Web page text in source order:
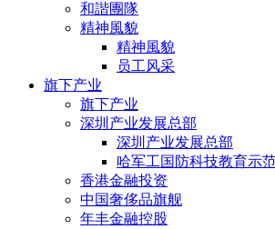
和諧團隊
精神風貌
精神風貌
员工风采
旗下产业
旗下产业
深圳产业发展总部
深圳产业发展总部
哈军工国防科技教育示
香港金融投资
中国奢侈品旗舰
年丰金融控股